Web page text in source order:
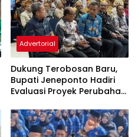
Advertorial
Dukung Terobosan Baru,
Bupati Jeneponto Hadiri
Evaluasi Proyek Perubahan